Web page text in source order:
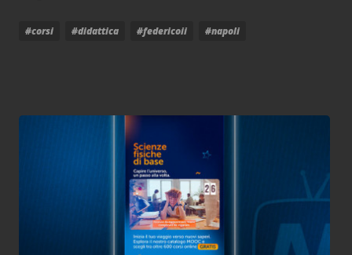
#corsi #didattica #federicoii #napoli